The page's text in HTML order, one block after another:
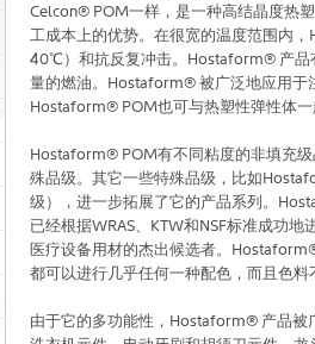
Celcon® POM一样，是一种高结晶度热
工成本上的优势。在很宽的温度范围内
40℃）和抗反复冲击。Hostaform® 产品
量的燃油。Hostaform® 被广泛地应用于
Hostaform® POM也可与热塑性弹性体一
Hostaform® POM有不同粘度的非填充
殊品级。其它一些特殊品级，比如
级），进一步拓展了它的产品系列。
已经根据WRAS、KTW和NSF标准成功
医疗设备用材的杰出候选者。
都可以进行几乎任何一种配色，而且色料
由于它的多功能性，Hostaform® 产品被